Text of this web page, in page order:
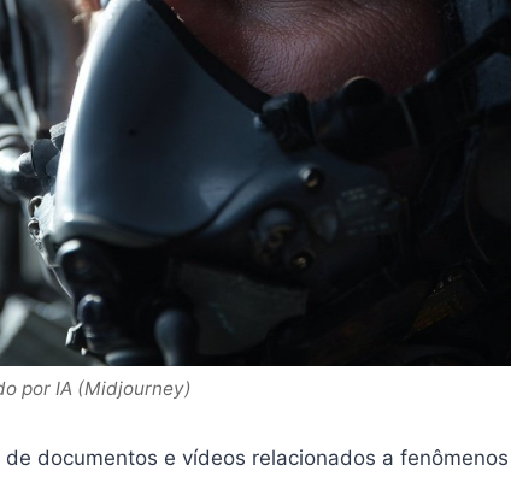
por IA (Midjourney)
documentos e vídeos relacionados a fenômenos